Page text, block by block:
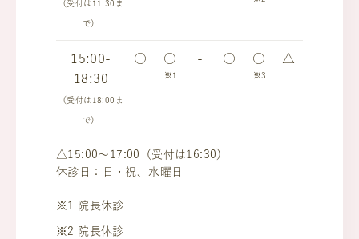
（受付は11:30ま
で）
15:00-
18:30
（受付は18:00ま
で）
○ ○
※1
- ○ ○
※3
△
△15:00～17:00（受付は16:30）
休診日：日・祝、水曜日
※1 院長休診
※2 院長休診